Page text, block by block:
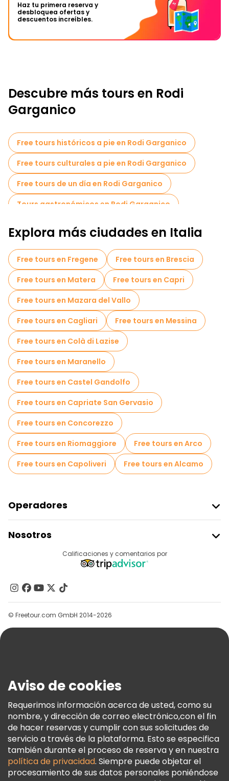
Haz tu primera reserva y
desbloquea ofertas y
descuentos increíbles.
Descubre más tours en Rodi
Garganico
Free tours históricos a pie en Rodi Garganico
Free tours culturales a pie en Rodi Garganico
Free tours de un día en Rodi Garganico
Tours gastronómicos en Rodi Garganico
Explora más ciudades en Italia
Free tours en Fregene
Free tours en Brescia
Free tours en Matera
Free tours en Capri
Free tours en Mazara del Vallo
Free tours en Cagliari
Free tours en Messina
Free tours en Colà di Lazise
Free tours en Maranello
Free tours en Castel Gandolfo
Free tours en Capriate San Gervasio
Free tours en Concorezzo
Free tours en Riomaggiore
Free tours en Arco
Free tours en Capoliveri
Free tours en Alcamo
Operadores
Acceder Como Proveedor
Programa De Afiliados
Nosotros
Contacto
Grupos
Ayuda
Términos E Información Legal
Política De Cookies
Freetour Premios
Programa De Fidelidad
Calificaciones y comentarios por
© Freetour.com GmbH 2014-2026
Aviso de cookies
Requerimos información acerca de usted, como su
nombre, y dirección de correo electrónico,con el fin
de hacer reservas y cumplir con sus solicitudes de
servicio a través de la plataforma. Esto se especifica
también durante el proceso de reserva y en nuestra
política de privacidad. Siempre puede objetar el
procesamiento de sus datos personales poniéndose